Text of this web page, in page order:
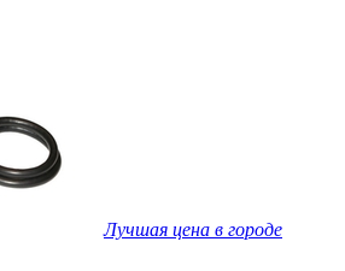
Лучшая цена в городе